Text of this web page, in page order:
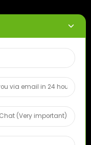
вам најновије